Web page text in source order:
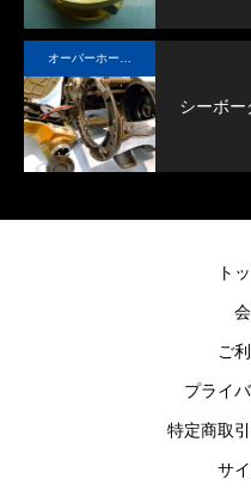
回程度メンテナンス
シーボ
ト
ご
プライ
特定商取
サ